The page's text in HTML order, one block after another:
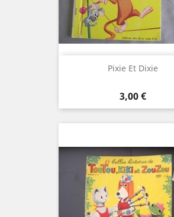
Pixie Et Dixie
Prix
3,00 €